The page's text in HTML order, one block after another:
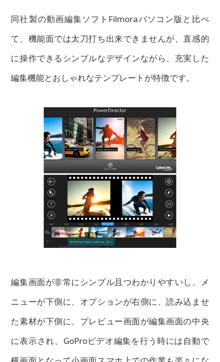
同社製の動画編集ソフトFilmoraパソコン版と比べ
て、機能面では太刀打ち出来できませんが、直感的
に操作できるシンプルなデザインながら、充実した
編集機能とおしゃれなテンプレートが特徴です。
編集画面が非常にシンプル且つわかりやすいし、メ
ニューが下側に、オプションが右側に、読み込ませ
た素材が下側に、プレビュー画面が編集画面の中央
に表示され、GoProビデオ編集を行う時には自動で